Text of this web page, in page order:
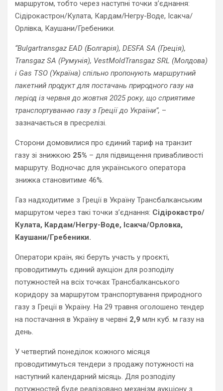
маршрутом, тобто через наступні точки з’єднання:
Сідірокастрон/Кулата, Кардам/Негру-Воде, Ісакча/
Орлівка, Каушани/Гребеники.
“Bulgartransgaz EAD (Болгарія), DESFA SA (Греція),
Transgaz SA (Румунія), VestMoldTransgaz SRL (Молдова)
і Gas TSO (Україна) спільно пропонують маршрутний
пакетний продукт для постачань природного газу на
період із червня до жовтня 2025 року, що сприятиме
транспортуванню газу з Греції до України”, –
зазначається в пресрелізі.
Сторони домовилися про єдиний тариф на транзит
газу зі знижкою 25% – для підвищення привабливості
маршруту. Водночас для українського оператора
знижка становитиме 46%.
Газ надходитиме з Греції в Україну Трансбалканським
маршрутом через такі точки з’єднання: Сідірокастро/
Кулата, Кардам/Негру-Воде, Ісакча/Орловка,
Каушани/Гребеники.
Оператори країн, які беруть участь у проєкті,
проводитимуть єдиний аукціон для розподілу
потужностей на всіх точках Трансбалканського
коридору за маршрутом транспортування природного
газу з Греції в Україну. На 29 травня оголошено тендер
на постачання в Україну в червні 2,9 млн куб. м газу на
день.
У четвертий понеділок кожного місяця
проводитимуться тендери з продажу потужності на
наступний календарний місяць. Для розподілу
потужностей буде реалізовано механізм аукціону з